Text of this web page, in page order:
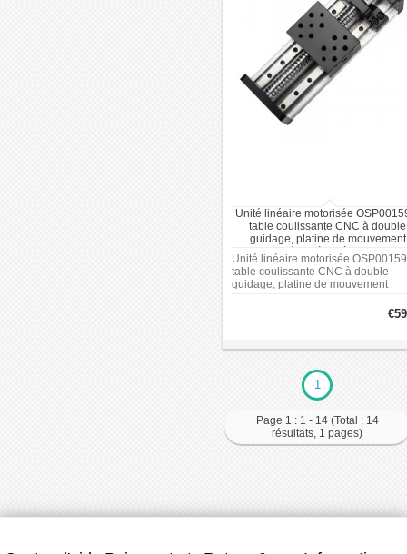
Unité linéaire motorisée
table coulissante CNC à double
guidage, platine de mouvement
linéaire à vis à billes
Unité linéaire motorisée
table coulissante CNC à double
guidage, platine de mouvement
1
Page 1 : 1 - 14 (Total : 14
résultats, 1 pages)